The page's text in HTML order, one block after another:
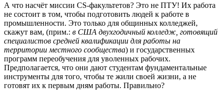
А что насчёт миссии CS-факультетов? Это не ПТУ! Их работа
не состоит в том, чтобы подготовить людей к работе в
промышленности. Это только для общинных колледжей,
скажут вам, (прим.: в США двухгодичный колледж, готовящий
специалистов средней квалификации для работы на
территории местного сообщества) и государственных
программ переобучения для уволенных рабочих.
Предполагается, что они дают студентам фундаментальные
инструменты для того, чтобы те жили своей жизни, а не
готовят их к первым дням работы. Правильно?